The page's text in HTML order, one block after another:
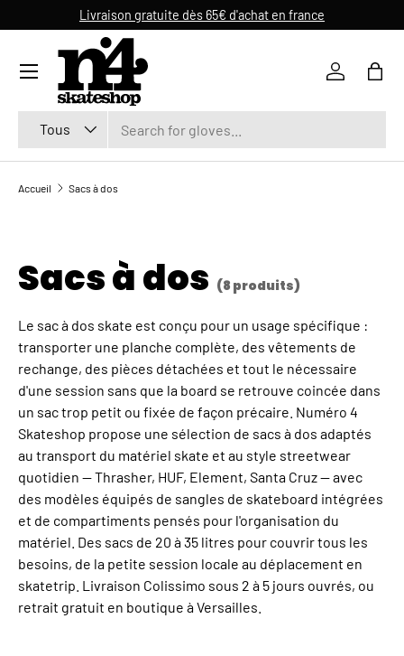
ALLER AU CONTENU
Livraison gratuite dès 65€ d'achat en france
Tous
Se
Accueil Sacs à dos
Sacs à dos (8 produits)
Le sac à dos skate est conçu pour un usage spécifique :
transporter une planche complète, des vêtements de
rechange, des pièces détachées et tout le nécessaire
d'une session sans que la board se retrouve coincée dans
un sac trop petit ou fixée de façon précaire. Numéro 4
Skateshop propose une sélection de sacs à dos adaptés
au transport du matériel skate et au style streetwear
quotidien — Thrasher, HUF, Element, Santa Cruz — avec
des modèles équipés de sangles de skateboard intégrées
et de compartiments pensés pour l'organisation du
matériel. Des sacs de 20 à 35 litres pour couvrir tous les
besoins, de la petite session locale au déplacement en
skatetrip. Livraison Colissimo sous 2 à 5 jours ouvrés, ou
retrait gratuit en boutique à Versailles.